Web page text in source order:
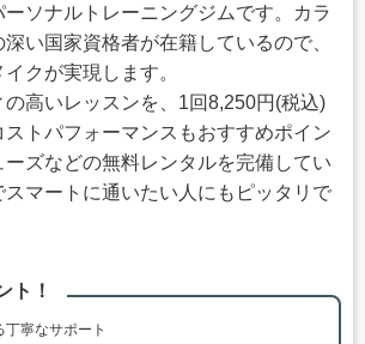
ーソナルトレーニングジムです。カラ
い国家資格者が在籍しているので、
クが実現します。
高いレッスンを、1回8,250円(税込)
トパフォーマンスもおすすめポイン
ーズなどの無料レンタルを完備してい
スマートに通いたい人にもピッタリで
ト！
丁寧なサポート